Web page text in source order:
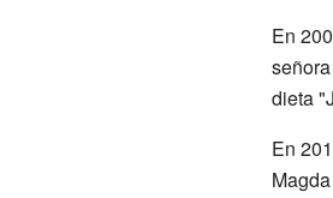
En
dieta
En